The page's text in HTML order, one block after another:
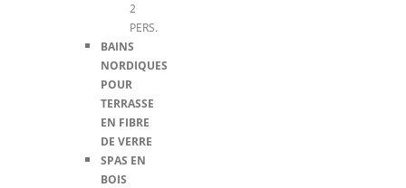
2
PERS.
BAINS
NORDIQUES
POUR
TERRASSE
EN FIBRE
DE VERRE
SPAS EN
BOIS